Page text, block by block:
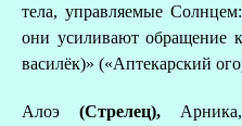
тела, управляемые
они усиливают обращение
василёк)» («Аптекарский
Алоэ(Стрелец),